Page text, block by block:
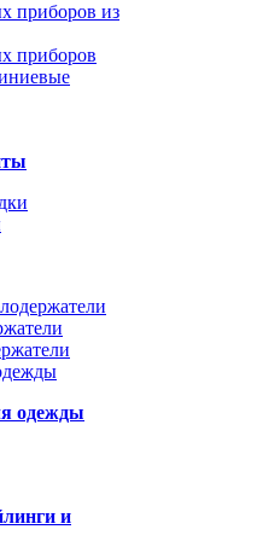
приборов из
приборов
одежды
и